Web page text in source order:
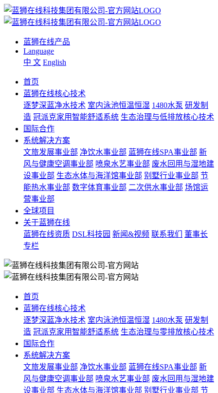
蓝狮在线产品
Language
中 文 English
首页
蓝狮在线核心技术
逐梦深蓝净水技术 室内泳池恒温恒湿 1480水泵 研发制
造 冠派克家用智能舒适系统 生态治理与低排放核心技术
国际合作
系统解决方案
文旅发展事业部 净饮水事业部 蓝狮在线SPA事业部 新
风与健康空调事业部 喷泉水艺事业部 废水回用与湿地建
设事业部 生态水体与海洋馆事业部 别墅行业事业部 节
能热水事业部 数字体育事业部 二次供水事业部 场馆运
营事业部
全球项目
关于蓝狮在线
蓝狮在线资质 DSL科技园 新闻&视频 联系我们
董事长
专栏
首页
蓝狮在线核心技术
逐梦深蓝净水技术 室内泳池恒温恒湿 1480水泵 研发制
造 冠派克家用智能舒适系统 生态治理与零排放核心技术
国际合作
系统解决方案
文旅发展事业部 净饮水事业部 蓝狮在线SPA事业部 新
风与健康空调事业部 喷泉水艺事业部 废水回用与湿地建
设事业部 生态水体与海洋馆事业部 别墅行业事业部 节